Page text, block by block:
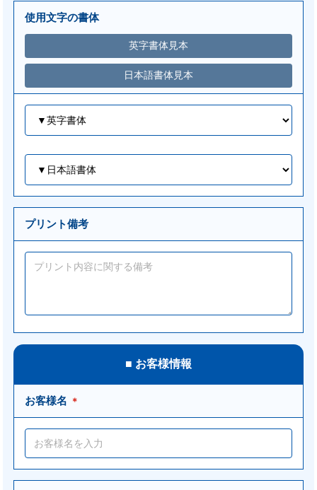
使用文字の書体
プリント備考
■ お客様情報
お客様名 ＊